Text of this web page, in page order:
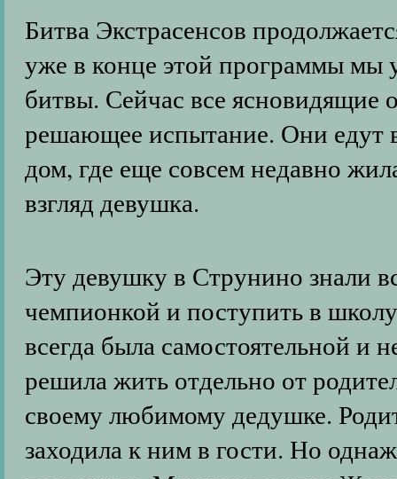
Битва Экстрасенсов
уже в конце этой программы мы
битвы. Сейчас все ясновидящие
решающее испытание. Они едут
дом, где еще совсем недавно
взгляд девушка.
Эту девушку в Струнино знали
чемпионкой и поступить в
всегда была самостоятельной и
решила жить отдельно от
своему любимому дедушке.
заходила к ним в гости. Но